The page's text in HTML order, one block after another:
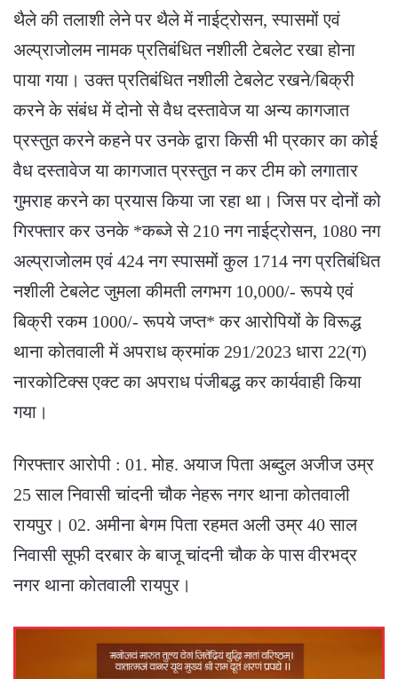
थैले की तलाशी लेने पर थैले में नाईट्रोसन, स्पासमों एवं
अल्प्राजोलम नामक प्रतिबंधित नशीली टेबलेट रखा होना
पाया गया। उक्त प्रतिबंधित नशीली टेबलेट रखने/बिक्री
करने के संबंध में दोनो से वैध दस्तावेज या अन्य कागजात
प्रस्तुत करने कहने पर उनके द्वारा किसी भी प्रकार का कोई
वैध दस्तावेज या कागजात प्रस्तुत न कर टीम को लगातार
गुमराह करने का प्रयास किया जा रहा था। जिस पर दोनों को
गिरफ्तार कर उनके *कब्जे से 210 नग नाईट्रोसन, 1080 नग
अल्प्राजोलम एवं 424 नग स्पासमों कुल 1714 नग प्रतिबंधित
नशीली टेबलेट जुमला कीमती लगभग 10,000/- रूपये एवं
बिक्री रकम 1000/- रूपये जप्त* कर आरोपियों के विरूद्ध
थाना कोतवाली में अपराध क्रमांक 291/2023 धारा 22(ग)
नारकोटिक्स एक्ट का अपराध पंजीबद्ध कर कार्यवाही किया
गया।
गिरफ्तार आरोपी : 01. मोह. अयाज पिता अब्दुल अजीज उम्र
25 साल निवासी चांदनी चौक नेहरू नगर थाना कोतवाली
रायपुर। 02. अमीना बेगम पिता रहमत अली उम्र 40 साल
निवासी सूफी दरबार के बाजू चांदनी चौक के पास वीरभद्र
नगर थाना कोतवाली रायपुर।